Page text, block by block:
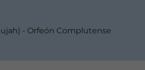
- Orfeón Complutense